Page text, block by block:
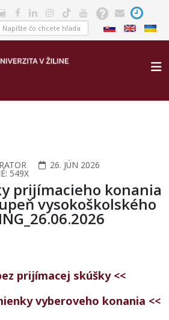
26. JÚN 2026
549X
prijímacieho konania
vysokoškolského
prijímacej skúšky <<
vyberoveho konania <<